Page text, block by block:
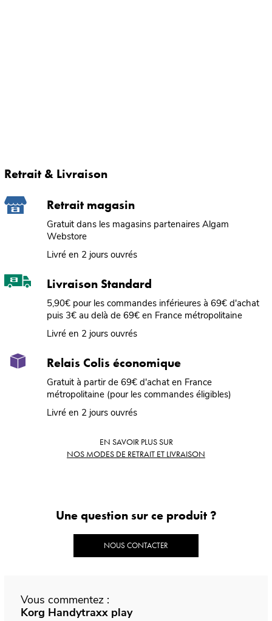
Retrait & Livraison
Retrait magasin
Gratuit dans les magasins partenaires Algam
Webstore
Livré en 2 jours ouvrés
Livraison Standard
5,90€ pour les commandes inférieures à 69€ d'achat
puis 3€ au delà de 69€ en France métropolitaine
Livré en 2 jours ouvrés
Relais Colis économique
Gratuit à partir de 69€ d'achat en France
métropolitaine (pour les commandes éligibles)
Livré en 2 jours ouvrés
EN SAVOIR PLUS SUR
NOS MODES DE RETRAIT ET LIVRAISON
Une question sur ce produit ?
NOUS CONTACTER
Vous commentez :
Korg Handytraxx play